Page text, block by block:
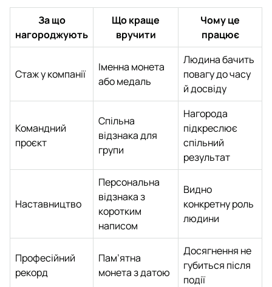
За що
нагороджують
Що краще
вручити
Чому це
працює
Стаж у компанії
Іменна монета
або медаль
Людина бачить
повагу до часу
й досвіду
Командний
проєкт
Спільна
відзнака для
групи
Нагорода
підкреслює
спільний
результат
Наставництво
Персональна
відзнака з
коротким
написом
Видно
конкретну роль
людини
Професійний
рекорд
Пам’ятна
монета з датою
Досягнення не
губиться після
події